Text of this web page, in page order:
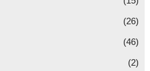
(26)
(46)
(2)